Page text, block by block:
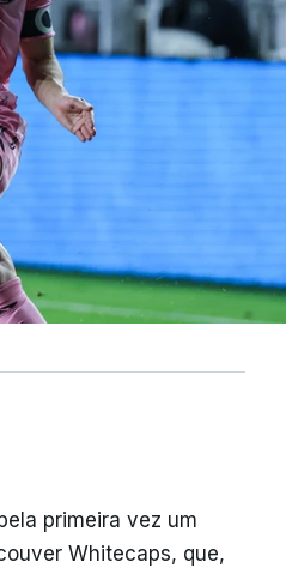
primeira vez um
Whitecaps, que,